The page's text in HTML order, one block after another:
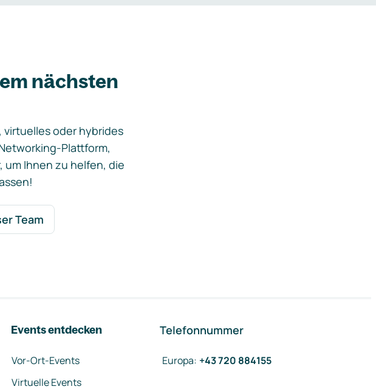
nächsten
virtuelles oder hybrides
Plattform,
Ihnen zu helfen, die
Team
Events entdecken
Vor-Ort-Events
Virtuelle Events
Telefonnummer
Europa: +43 720 884155